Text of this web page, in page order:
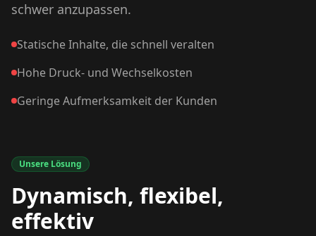
schwer anzupassen.
Statische Inhalte, die schnell veralten
Hohe Druck- und Wechselkosten
Geringe Aufmerksamkeit der Kunden
Unsere Lösung
Dynamisch, flexibel,
effektiv